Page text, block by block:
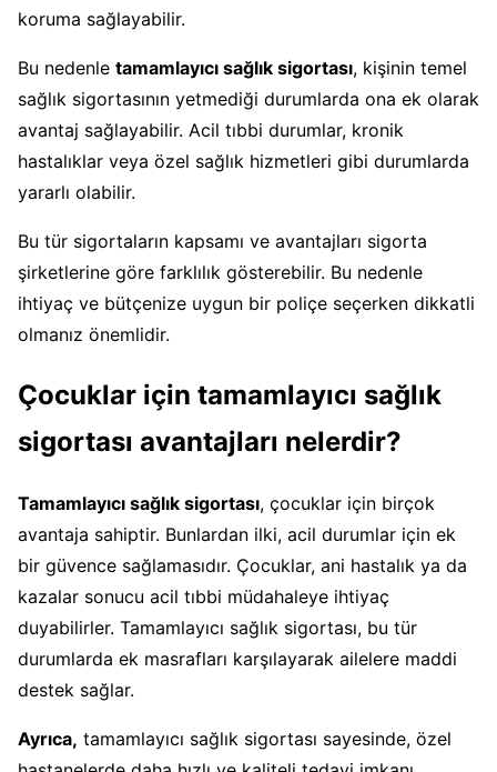
koruma sağlayabilir.
Bu nedenle tamamlayıcı sağlık sigortası, kişinin temel
sağlık sigortasının yetmediği durumlarda ona ek olarak
avantaj sağlayabilir. Acil tıbbi durumlar, kronik
hastalıklar veya özel sağlık hizmetleri gibi durumlarda
yararlı olabilir.
Bu tür sigortaların kapsamı ve avantajları sigorta
şirketlerine göre farklılık gösterebilir. Bu nedenle
ihtiyaç ve bütçenize uygun bir poliçe seçerken dikkatli
olmanız önemlidir.
Çocuklar için tamamlayıcı sağlık
sigortası avantajları nelerdir?
Tamamlayıcı sağlık sigortası, çocuklar için birçok
avantaja sahiptir. Bunlardan ilki, acil durumlar için ek
bir güvence sağlamasıdır. Çocuklar, ani hastalık ya da
kazalar sonucu acil tıbbi müdahaleye ihtiyaç
duyabilirler. Tamamlayıcı sağlık sigortası, bu tür
durumlarda ek masrafları karşılayarak ailelere maddi
destek sağlar.
Ayrıca, tamamlayıcı sağlık sigortası sayesinde, özel